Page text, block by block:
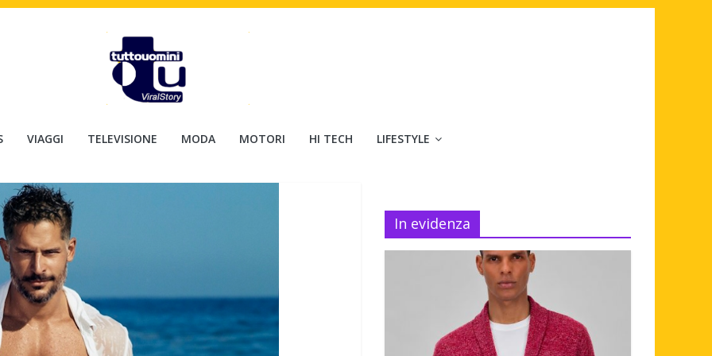
VIAGGI TELEVISIONE MODA MOTORI HI TECH LIFESTYLE
In evidenza